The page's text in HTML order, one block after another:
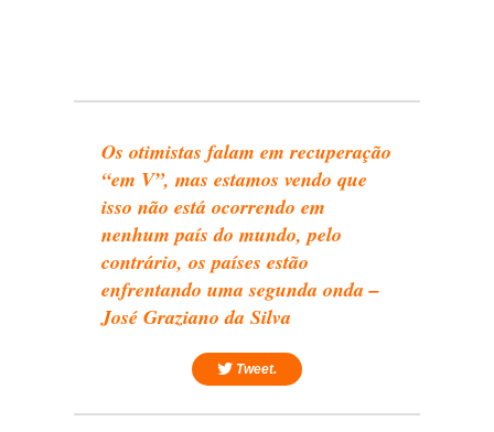
Os otimistas falam em recuperação
“em V”, mas estamos vendo que
isso não está ocorrendo em
nenhum país do mundo, pelo
contrário, os países estão
enfrentando uma segunda onda –
José Graziano da Silva
Tweet.